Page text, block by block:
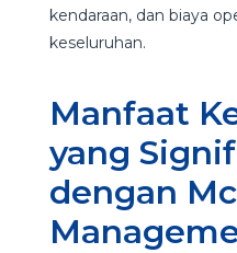
kendaraan, dan biaya
keseluruhan.
Manfaat
yang
dengan